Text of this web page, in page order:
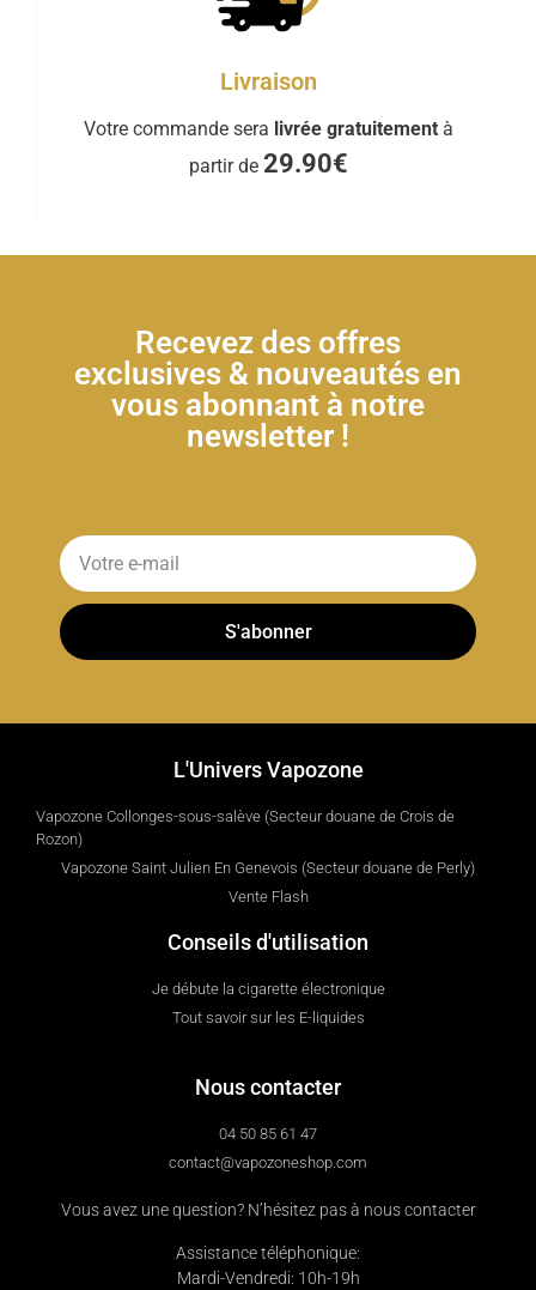
Livraison
Votre commande sera livrée gratuitement à
partir de 29.90€
Recevez des offres
exclusives & nouveautés en
vous abonnant à notre
newsletter !
S'abonner
L'Univers Vapozone
Vapozone Collonges-sous-salève (Secteur douane de Crois de
Rozon)
Vapozone Saint Julien En Genevois (Secteur douane de Perly)
Vente Flash
Conseils d'utilisation
Je débute la cigarette électronique
Tout savoir sur les E-liquides
Nous contacter
04 50 85 61 47
contact@vapozoneshop.com
Vous avez une question? N’hésitez pas à nous contacter
Assistance téléphonique:
Mardi-Vendredi: 10h-19h